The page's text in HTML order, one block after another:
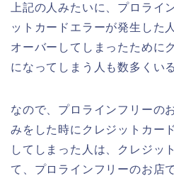
上記の人みたいに、プロライ
ットカードエラーが発生した
オーバーしてしまったために
になってしまう人も数多くい
なので、プロラインフリーの
みをした時にクレジットカー
してしまった人は、クレジッ
て、プロラインフリーのお店